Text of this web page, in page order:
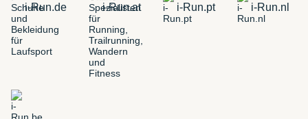
i-Run.de i-Run.at i-Run.pt i-Run.nl